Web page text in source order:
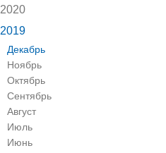
2020
2019
Декабрь
Ноябрь
Октябрь
Сентябрь
Август
Июль
Июнь